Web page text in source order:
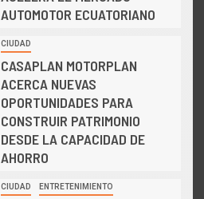
AUTOMOTOR ECUATORIANO
CIUDAD
CASAPLAN MOTORPLAN
ACERCA NUEVAS
OPORTUNIDADES PARA
CONSTRUIR PATRIMONIO
DESDE LA CAPACIDAD DE
AHORRO
CIUDAD ENTRETENIMIENTO